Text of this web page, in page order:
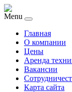
Menu
Главная
О компании
Цены
Аренда
Вакансии
Карта сайта